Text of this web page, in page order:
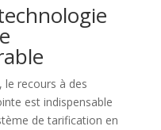
le recours à des
est indispensable
de tarification en